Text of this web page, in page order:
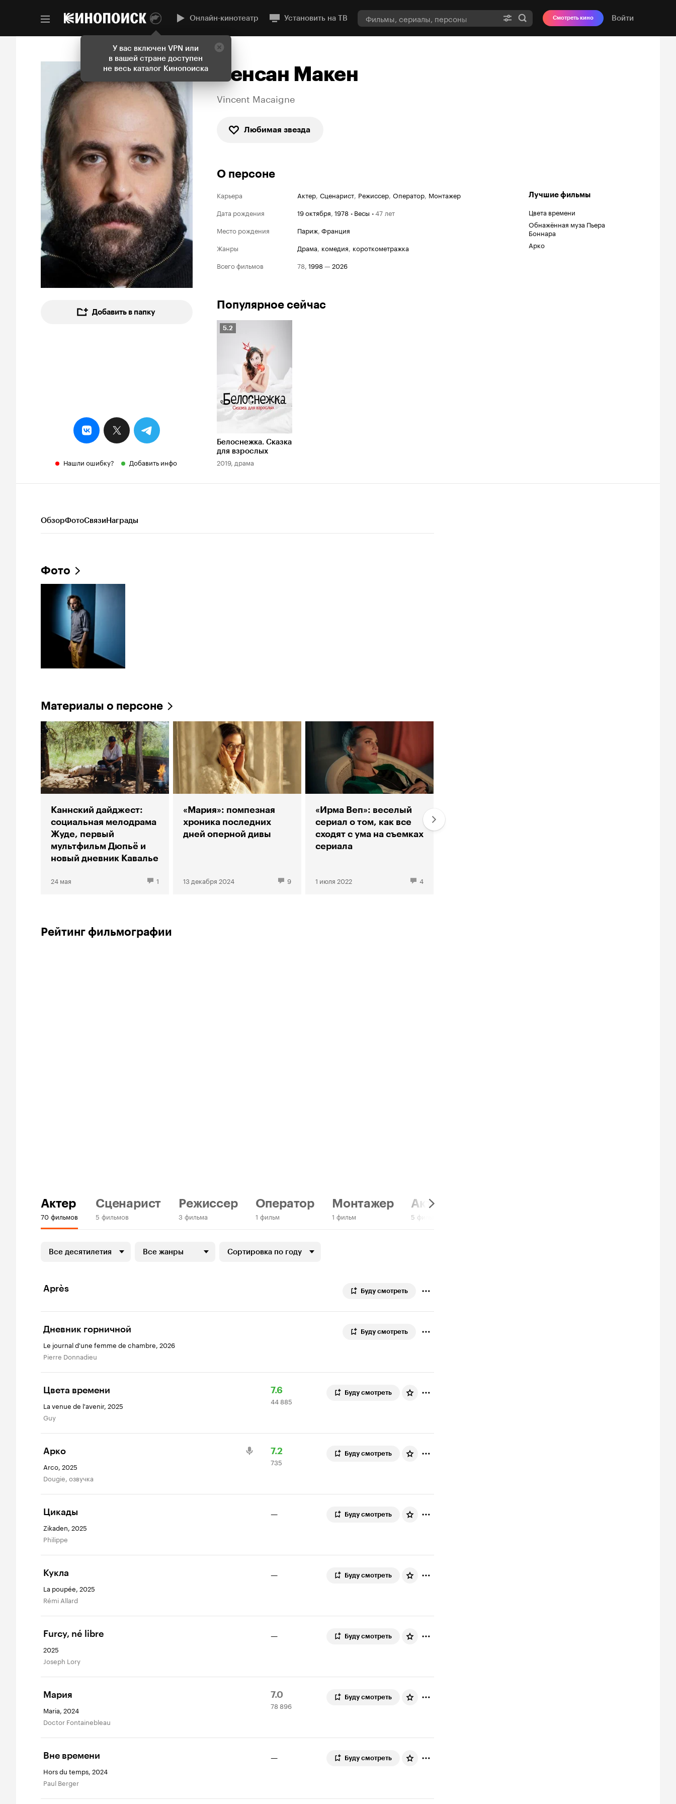
У вас включен VPN или
в вашей стране доступен
не весь каталог Кинопоиска
Онлайн-кинотеатр Установить на ТВ Смотреть кино Войти
Добавить в папку
Нашли ошибку? Добавить инфо
Венсан Макен
Vincent Macaigne
Любимая звезда
О персоне
Карьера Актер, Сценарист, Режиссер, Оператор, Монтажер
Дата рождения
19 октября, 1978 • Весы •47 лет
Место рождения
Париж, Франция
Жанры
драма, комедия, короткометражка
Всего фильмов
78, 1998— 2026
Лучшие фильмы
Цвета времени
Обнажённая муза Пьера
Боннара
Арко
Популярное сейчас
Рейтинг
5.2
Белоснежка. Сказка
для взрослых
2019, драма
ОбзорФотоСвязиНаграды
Фото
Материалы о персоне
Каннский дайджест:
социальная мелодрама
Жуде, первый
мультфильм Дюпьё и
новый дневник Кавалье
24 мая 1
«Мария»: помпезная
хроника последних
дней оперной дивы
13 декабря 2024 9
«Ирма Веп»: веселый
сериал о том, как все
сходят с ума на съемках
сериала
1 июля 2022 4
Рейтинг фильмографии
Актер
70 фильмов
Сценарист
5 фильмов
Режиссер
3 фильма
Оператор
1 фильм
Монтажер
1 фильм
Актер: играет самого себя
5 фильмов
Все десятилетия Все жанры Сортировка по году
Après Буду смотреть
Дневник горничной
Le journal d'une femme de chambre, 2026
Pierre Donnadieu
Буду смотреть
Цвета времени
La venue de l'avenir, 2025
Guy
Рейтинг
Кинопоиска
7.6
44
885
44 885
Буду смотреть
Арко
Arco, 2025
Dougie, озвучка
Рейтинг
Кинопоиска
7.2
735
оценок
735
Буду смотреть
Цикады
Zikaden, 2025
Philippe
— Буду смотреть
Кукла
La poupée, 2025
Rémi Allard
— Буду смотреть
Furcy, né libre
2025
Joseph Lory
— Буду смотреть
Мария
Maria, 2024
Doctor Fontainebleau
Рейтинг
Кинопоиска
7.0
78
896
78 896
Буду смотреть
Вне времени
Hors du temps, 2024
Paul Berger
— Буду смотреть